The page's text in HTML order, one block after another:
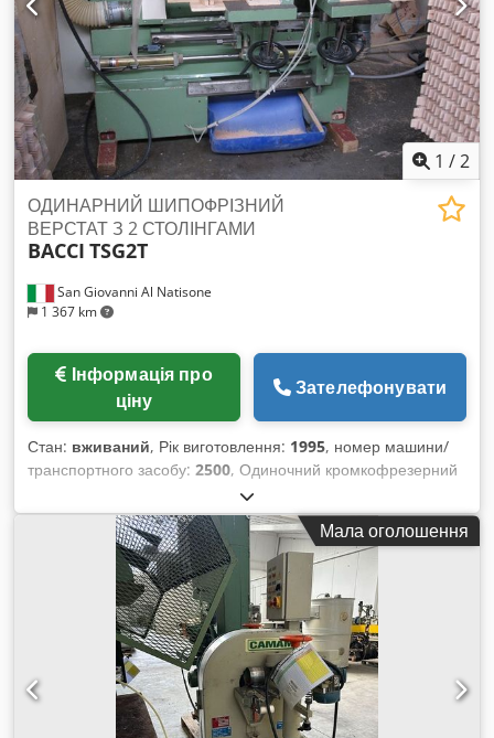
1 /2
San Giovanni Al Natisone
1 367 km
ОДИНАРНИЙ ШИПОФРІЗНИЙ
ВЕРСТАТ З 2 СТОЛІНГАМИ
BACCI TSG2T
ціну
Зателефонувати
Стан: вживаний, Рік виготовлення: 1995, номер машини/
транспортного засобу: 2500, Одиночний кромкофрезерний
станок з двома столами BACCI модель TSG2T – відповідає
стандартам CE – Вживана - Потужність: 3,75 кВт - Напруга:
380/50 В Cedpjwrm N Nofx Acaoha - Серійний номер: 2500
- Рік випуску: 1995
Мала оголошення